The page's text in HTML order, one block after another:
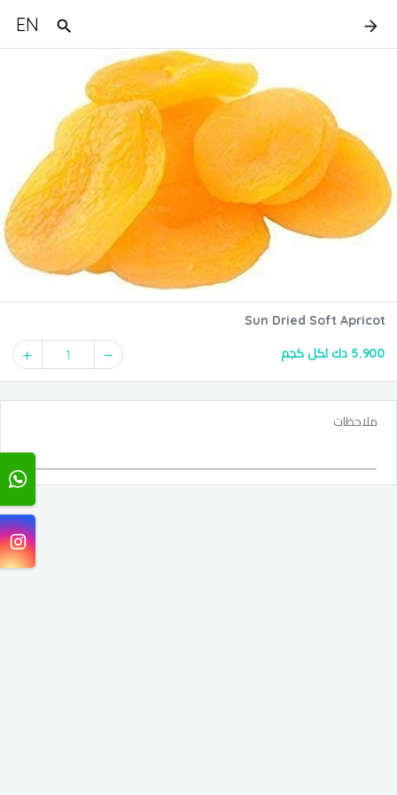
EN
Sun Dried Soft Apricot
5.900 دك لكل كجم 1
ملاحظات